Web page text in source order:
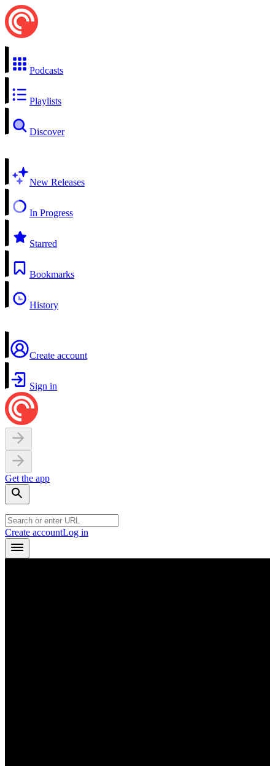
Podcasts
Playlists
Discover
New Releases
In Progress
Starred
Bookmarks
History
Create account
Sign in
Get the app
Create accountLog in